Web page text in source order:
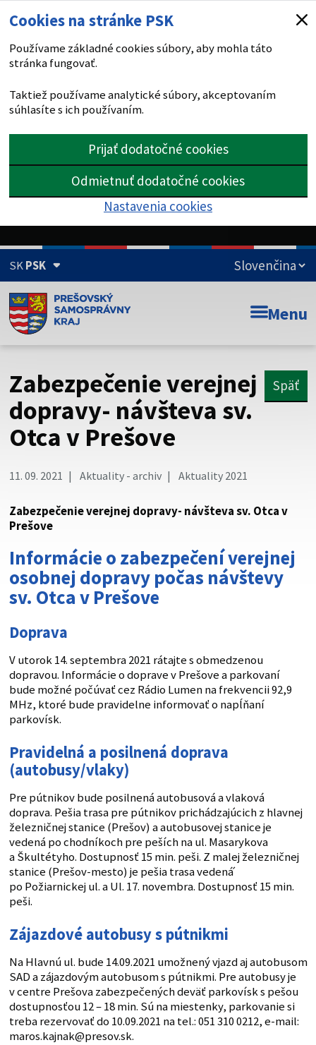
Cookies na stránke PSK
Používame základné cookies súbory, aby mohla táto
stránka fungovať.
Taktiež používame analytické súbory, akceptovaním
súhlasíte s ich používaním.
Prijať dodatočné cookies
Odmietnuť dodatočné cookies
Nastavenia cookies
SKPSK
Doména psk.sk je oficiálna
Toto je oficiálna webová stránka Prešovského
Táto stránka je zabezpečená
Buďte pozorní a vždy sa uistite, že zdieľate informácie iba
cez zabezpečenú webovú stránku. Zabezpečená stránka
Menu
Zabezpečenie verejnej
dopravy- návšteva sv.
Otca v Prešove
Späť
11. 09. 2021 Aktuality - archiv Aktuality 2021
Zabezpečenie verejnej dopravy- návšteva sv. Otca v
Prešove
Informácie o zabezpečení verejnej
osobnej dopravy počas návštevy
sv. Otca v Prešove
Doprava
V utorok 14. septembra 2021 rátajte s obmedzenou
dopravou. Informácie o doprave v Prešove a parkovaní
bude možné počúvať cez Rádio Lumen na frekvencii 92,9
MHz, ktoré bude pravidelne informovať o napĺňaní
parkovísk.
Pravidelná a posilnená doprava
(autobusy/vlaky)
Pre pútnikov bude posilnená autobusová a vlaková
doprava. Pešia trasa pre pútnikov prichádzajúcich z hlavnej
železničnej stanice (Prešov) a autobusovej stanice je
vedená po chodníkoch pre peších na ul. Masarykova
a Škultétyho. Dostupnosť 15 min. peši. Z malej železničnej
stanice (Prešov-mesto) je pešia trasa vedená́
po Požiarnickej ul. a Ul. 17. novembra. Dostupnosť 15 min.
peši.
Zájazdové autobusy s pútnikmi
Na Hlavnú ul. bude 14.09.2021 umožnený vjazd aj autobusom
SAD a zájazdovým autobusom s pútnikmi. Pre autobusy je
v centre Prešova zabezpečených deväť parkovísk s pešou
dostupnosťou 12 – 18 min. Sú na miestenky, parkovanie si
treba rezervovať do 10.09.2021 na tel.: 051 310 0212, e-mail:
maros.kajnak@presov.sk.